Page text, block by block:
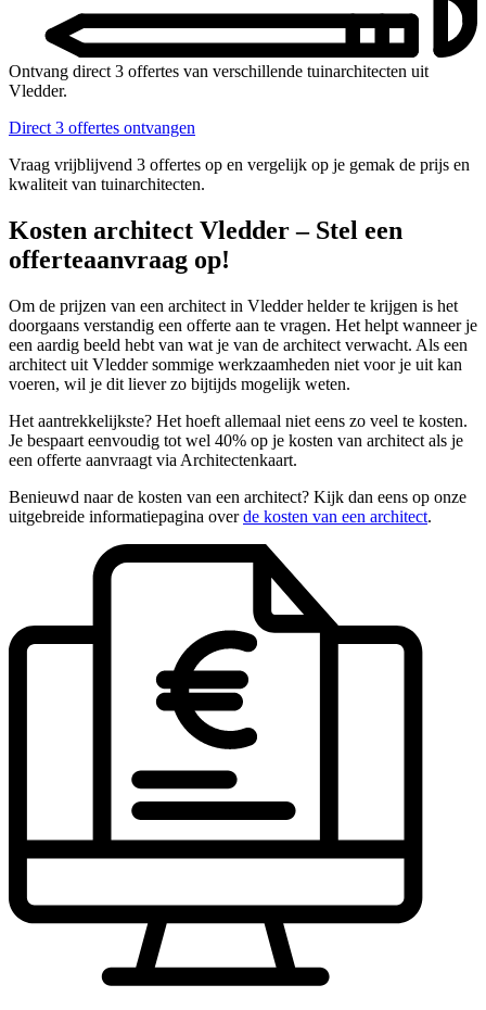
Ontvang direct 3 offertes van verschillende tuinarchitecten uit
Vledder.
Direct 3 offertes ontvangen
Vraag vrijblijvend 3 offertes op en vergelijk op je gemak de prijs en
kwaliteit van tuinarchitecten.
Kosten architect Vledder – Stel een
offerteaanvraag op!
Om de prijzen van een architect in Vledder helder te krijgen is het
doorgaans verstandig een offerte aan te vragen. Het helpt wanneer je
een aardig beeld hebt van wat je van de architect verwacht. Als een
architect uit Vledder sommige werkzaamheden niet voor je uit kan
voeren, wil je dit liever zo bijtijds mogelijk weten.
Het aantrekkelijkste? Het hoeft allemaal niet eens zo veel te kosten.
Je bespaart eenvoudig tot wel 40% op je kosten van architect als je
een offerte aanvraagt via Architectenkaart.
Benieuwd naar de kosten van een architect? Kijk dan eens op onze
uitgebreide informatiepagina overde kosten van een architect.